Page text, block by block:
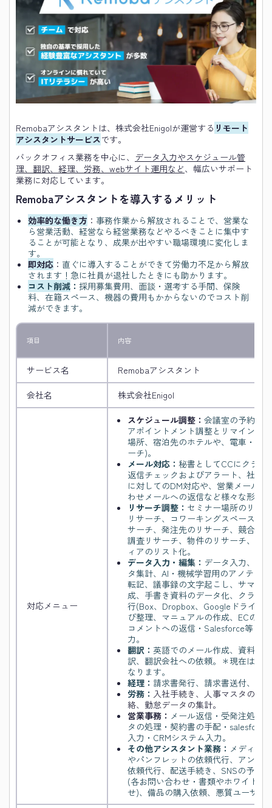
Remobaアシスタントは、株式会社Enigolが運営する リモート
アシスタントサービスです。
バックオフィス業務を中心に、 データ入力やスケジュール管
理、翻訳、経理、労務、webサイト運用など、幅広いサポート
業務に対応しています。
Remobaアシスタントを導入するメリット
効率的な働き方 ： 事務作業から解放されることで、営業な
ら営業活動、経営なら経営業務などやるべきことに集中す
ることが可能となり、成果が出やすい職場環境に変化しま
す。
即対応 ： 直ぐに導入することができて労働力不足から解放
されます！急に社員が退社したときにも助かります。
コスト削減 ： 採用募集費用、面談・選考する手間、保険
料、在籍スペース、機器の費用もかからないのでコスト削
減ができます。
項目 内容
サービス名 Remobaアシスタント
会社名 株式会社Enigol
対応メニュー
スケジュール調整： 会議室の予約、
アポイントメント調整とリマインド/
場所、宿泊先のホテルや、電車・航
ーチ)。
メール対応： 秘書としてCCにクライ
返信チェックおよびアラート、社内
に対してのDM対応や、営業メールの
わせメールへの返信など様々な形で
リサーチ調整： セミナー場所のリサ
リサーチ、コワーキングスペースリ
サーチ、発注先のリサーチ、競合価
調査リサーチ、物件のリサーチ、情
ィアのリスト化。
データ入力・編集： データ入力、デ
タ集計、AI・機械学習用のアノテー
転記、議事録の文字起こし、サマリ
成、手書き資料のデータ化、クラウ
行(Box、Dropbox、Googleドライブ
び整理、マニュアルの作成、ECの商
コメントへの返信・Salesforce等の
力。
翻訳： 英語でのメール作成、資料の
訳、翻訳会社への依頼。＊現在は英
なります。
経理： 請求書発行、請求書送付、売
労務： 入社手続き、人事マスタの管
絡、勤怠データの集計。
営業事務： メール返信・受発注処理
タの処理・契約書の手配・
入力・CRMシステム入力。
その他アシスタント業務： メディア
やパンフレットの依頼代行、アンケ
依頼代行、配送手続き、SNSの予約
(各お問い合わせ・書類やホワイトペ
せ)、備品の購入依頼、悪質ユーザへ